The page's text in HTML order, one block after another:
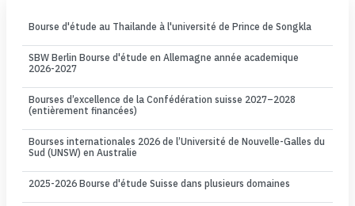
Bourse d'étude au Thailande à l'université de Prince de Songkla
SBW Berlin Bourse d'étude en Allemagne année academique
2026-2027
Bourses d’excellence de la Confédération suisse 2027–2028
(entièrement financées)
Bourses internationales 2026 de l’Université de Nouvelle-Galles du
Sud (UNSW) en Australie
2025-2026 Bourse d'étude Suisse dans plusieurs domaines